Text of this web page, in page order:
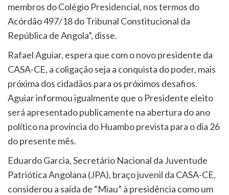
membros do Colégio Presidencial, nos termos do
Acórdão 497/18 do Tribunal Constitucional da
República de Angola”, disse.
Rafael Aguiar, espera que com o novo presidente da
CASA-CE, a coligação seja a conquista do poder, mais
próxima dos cidadãos para os próximos desafios.
Aguiar informou igualmente que o Presidente eleito
será apresentado publicamente na abertura do ano
político na província do Huambo prevista para o dia 26
do presente mês.
Eduardo Garcia, Secretário Nacional da Juventude
Patriótica Angolana (JPA), braço juvenil da CASA-CE,
considerou a saída de “Miau” à presidência como um